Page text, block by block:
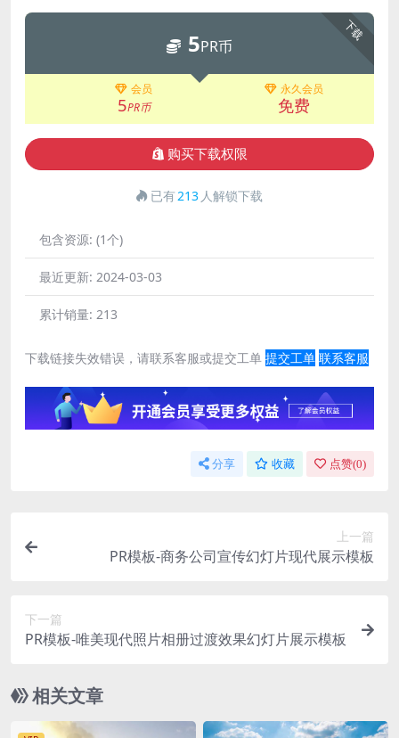
下载
5PR币
会员
5PR币
永久会员
免费
购买下载权限
已有213 人解锁下载
包含资源: (1个)
最近更新: 2024-03-03
累计销量: 213
下载链接失效错误，请联系客服或提交工单 提交工单 联系客服
分享 收藏 点赞(0)
上一篇
PR模板-商务公司宣传幻灯片现代展示模板
下一篇
PR模板-唯美现代照片相册过渡效果幻灯片展示模板
相关文章